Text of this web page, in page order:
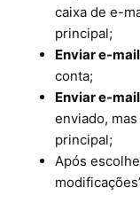
caixa de e-
principal;
Enviare-mail
conta;
Enviar e-
enviado,
principal;
Após